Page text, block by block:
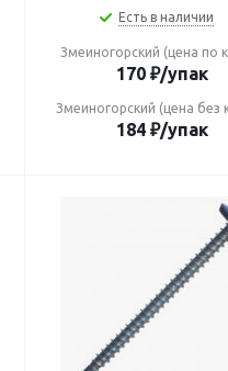
Есть в наличии
Змеиногорский (цена по
170₽/упак
Змеиногорский (цена без
184₽/упак